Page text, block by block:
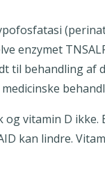
enzymet
til behandling
vitamin D
kan lindre.